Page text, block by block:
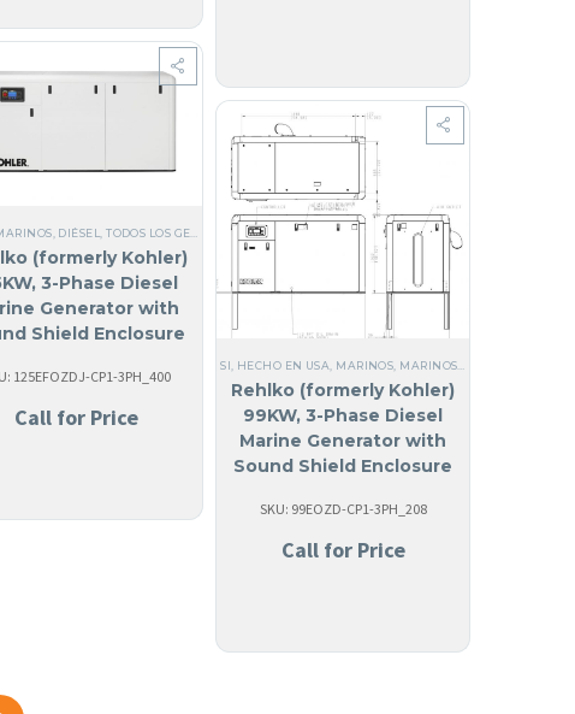
, DIÉSEL,TODOS LOS GENERADORES , SI, HECHO EN USA , MARINOS ,TRIFÁSICO
(formerly Kohler)
3-Phase Diesel
Generator with
Shield Enclosure
125EFOZDJ-CP1-3PH_400
Call for Price
,DIÉSEL, ACERO,NO FABRICADO EN USA TRIFÁSICO
MARINOS,TRIFÁSICOS 120/208V INTERCAMBIADOR DE CALOR
SI, HECHO EN USA MARINOS MARINOS
Rehlko (formerly Kohler)
99KW, 3-Phase Diesel
Marine Generator with
Sound Shield Enclosure
SKU: 99EOZD-CP1-3PH_208
Call for Price